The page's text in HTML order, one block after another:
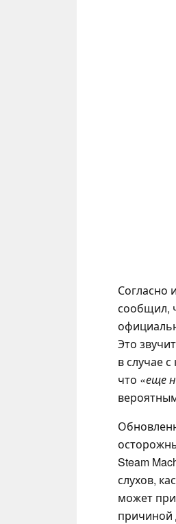
Согласно
сообщил,
Это
в случае
что «еще
Steam
слухов,
может
причиной